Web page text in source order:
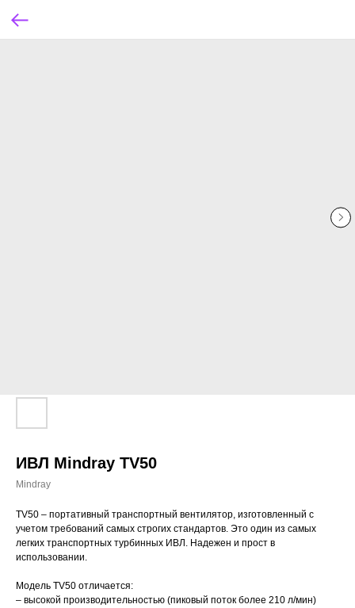
ИВЛ Mindray TV50
Mindray
TV50 – портативный транспортный вентилятор, изготовленный с
учетом требований самых строгих стандартов. Это один из самых
легких транспортных турбинных ИВЛ. Надежен и прост в
использовании.
Модель TV50 отличается:
– высокой производительностью (пиковый поток более 210 л/мин)